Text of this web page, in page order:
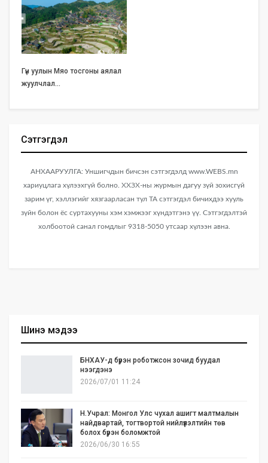
Гүн уулын Мяо тосгоны аялал
жуулчлал…
Сэтгэгдэл
АНХААРУУЛГА: Уншигчдын бичсэн сэтгэгдэлд www.WEBS.mn
хариуцлага хүлээхгүй болно. ХХЗХ-ны журмын дагуу зүй зохисгүй
зарим үг, хэллэгийг хязгаарласан тул ТА сэтгэгдэл бичихдээ хууль
зүйн болон ёс суртахууны хэм хэмжээг хүндэтгэнэ үү. Сэтгэгдэлтэй
холбоотой санал гомдлыг 9318-5050 утсаар хүлээн авна.
Шинэ мэдээ
БНХАУ-д бүрэн роботжсон зочид буудал
нээгдэнэ
2026/07/01 11:24
Н.Учрал: Монгол Улс чухал ашигт малтмалын
найдвартай, тогтвортой нийлүүлэлтийн төв
болох бүрэн боломжтой
2026/06/30 16:55